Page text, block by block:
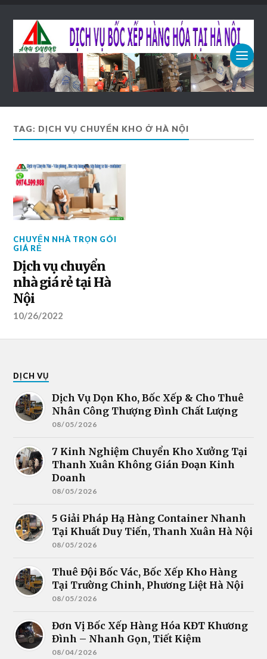
TAG: DỊCH VỤ CHUYỂN KHO Ở HÀ NỘI
CHUYỂN NHÀ TRỌN GÓI
GIÁ RẺ
Dịch vụ chuyển
nhà giá rẻ tại Hà
Nội
10/26/2022
DỊCH VỤ
Dịch Vụ Dọn Kho, Bốc Xếp & Cho Thuê
Nhân Công Thượng Đình Chất Lượng
08/05/2026
7 Kinh Nghiệm Chuyển Kho Xưởng Tại
Thanh Xuân Không Gián Đoạn Kinh
Doanh
08/05/2026
5 Giải Pháp Hạ Hàng Container Nhanh
Tại Khuất Duy Tiến, Thanh Xuân Hà Nội
08/05/2026
Thuê Đội Bốc Vác, Bốc Xếp Kho Hàng
Tại Trường Chinh, Phương Liệt Hà Nội
08/05/2026
Đơn Vị Bốc Xếp Hàng Hóa KĐT Khương
Đình – Nhanh Gọn, Tiết Kiệm
08/04/2026